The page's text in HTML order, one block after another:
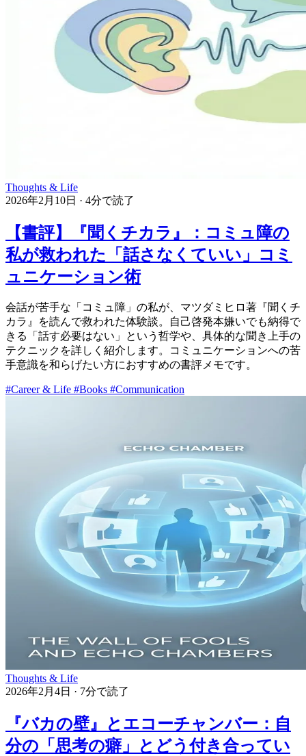
Thoughts & Life
2026年2月10日 · 4分で読了
【書評】『聞くチカラ』：コミュ障の
私が救われた「話さなくていい」コミ
ュニケーション術
会話が苦手な「コミュ障」の私が、マツダミヒロ著『聞くチ
カラ』を読んで救われた体験談。自己啓発本嫌いでも納得で
きる「話す必要はない」という哲学や、具体的な聞き上手の
テクニックを詳しく紹介します。コミュニケーションへの苦
手意識を和らげたい方におすすめの書評メモです。
#Career & Life #Books #Communication
Thoughts & Life
2026年2月4日 · 7分で読了
『バカの壁』とエコーチャンバー：自
分の「思考の癖」とどう付き合ってい